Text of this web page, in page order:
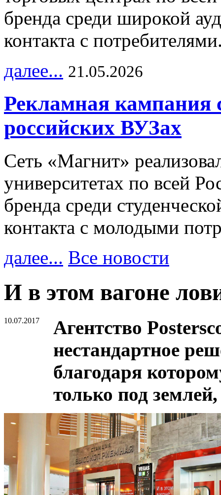
бренда среди широкой
контакта с
далее... 21.05.2026
Рекламная кампания
российских ВУЗах
Сеть «Магнит»
университетах по всей
бренда среди
контакта с молодыми
далее... Все новости
И в этом вагоне
10.07.2017
Агентство
нестандартное
благодаря
только под